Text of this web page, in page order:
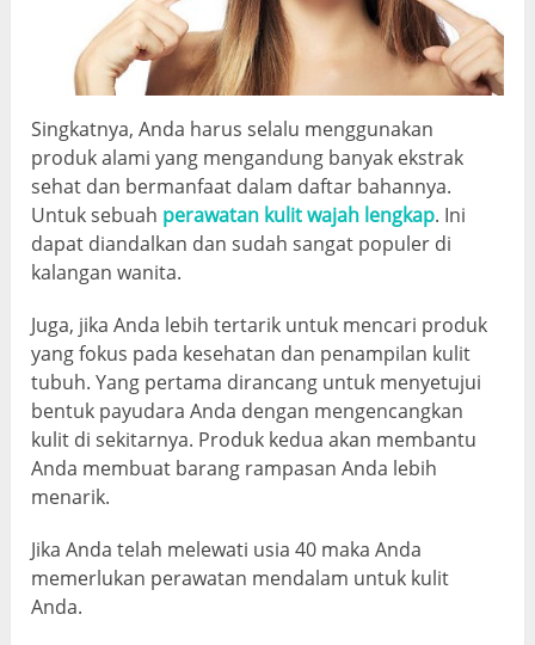
Singkatnya, Anda harus selalu menggunakan
produk alami yang mengandung banyak ekstrak
sehat dan bermanfaat dalam daftar bahannya.
Untuk sebuah perawatan kulit wajah lengkap. Ini
dapat diandalkan dan sudah sangat populer di
kalangan wanita.
Juga, jika Anda lebih tertarik untuk mencari produk
yang fokus pada kesehatan dan penampilan kulit
tubuh. Yang pertama dirancang untuk menyetujui
bentuk payudara Anda dengan mengencangkan
kulit di sekitarnya. Produk kedua akan membantu
Anda membuat barang rampasan Anda lebih
menarik.
Jika Anda telah melewati usia 40 maka Anda
memerlukan perawatan mendalam untuk kulit
Anda.